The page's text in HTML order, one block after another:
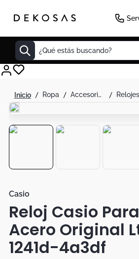
¿Qué estás buscando?
ropa accesorios de moda relojes
Casio
Reloj Casio
Acero Original
1241d-4a3df
Decoracion
Cuadro
Sillas
Duvet
Botas
Dko